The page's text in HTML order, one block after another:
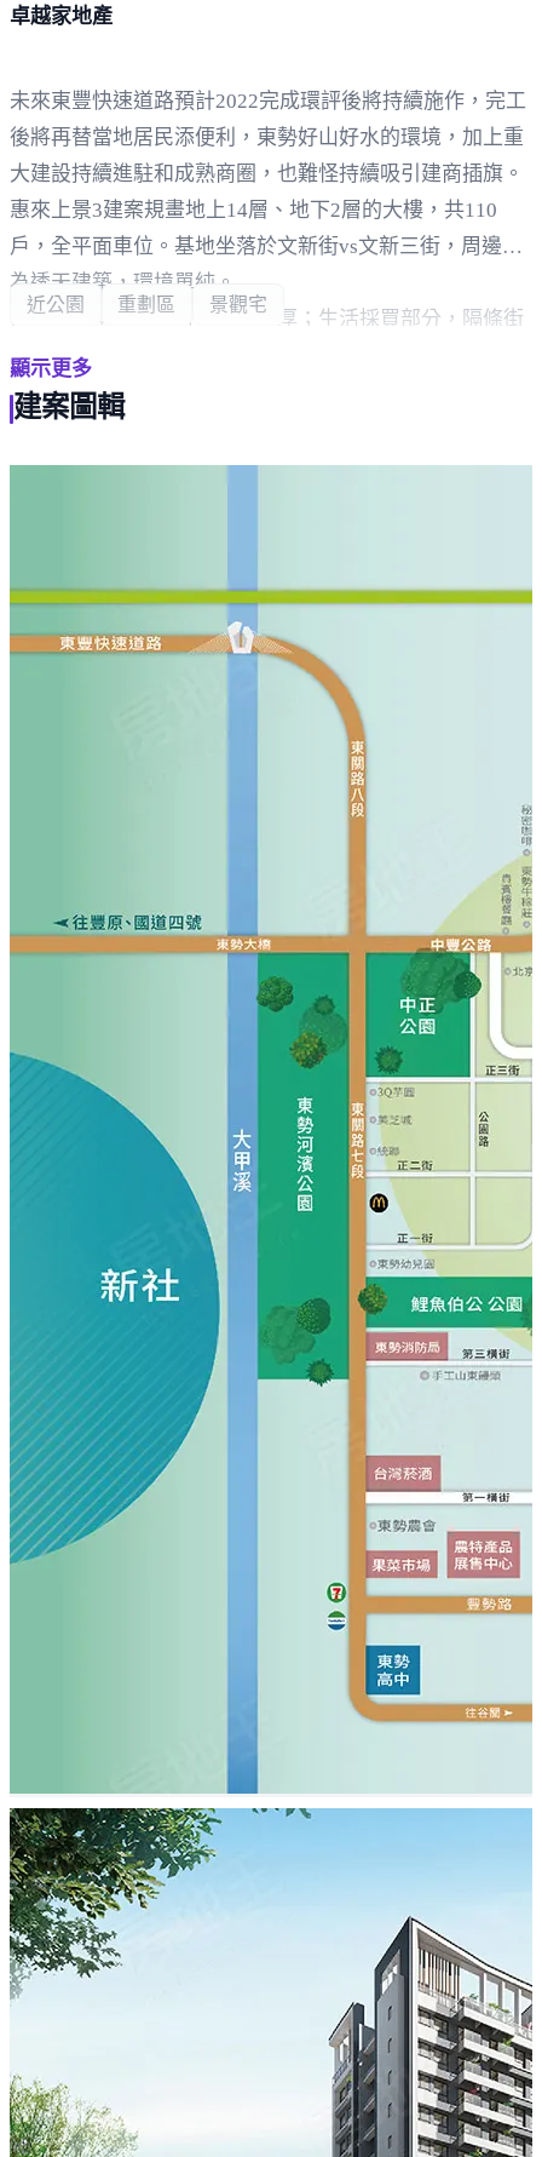
卓越家地產
未來東豐快速道路預計2022完成環評後將持續施作，完工
後將再替當地居民添便利，東勢好山好水的環境，加上重
大建設持續進駐和成熟商圈，也難怪持續吸引建商插旗。
惠來上景3建案規畫地上14層、地下2層的大樓，共110
戶，全平面車位。基地坐落於文新街vs文新三街，周邊多
為透天建築，環境單純。
鄰近東新國中小，書香氣息濃厚；生活採買部分，隔條街
就是市中心豐勢路，路上商家多元如寶雅、全聯、燦坤等
應有盡有；黃昏市場、連鎖超商步行就到，相當便利。
近公園 重劃區 景觀宅
顯示更多
建案圖輯